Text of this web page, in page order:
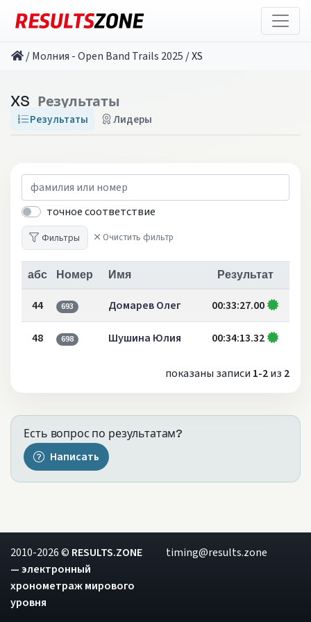
/Молния - Open Band Trails 2025 /XS
XS Результаты
Результаты Лидеры
точное соответствие
Фильтры Очистить фильтр
абс Номер Имя Результат
44 693 Домарев Олег 00:33:27.00
48 698 Шушина Юлия 00:34:13.32
показаны записи 1-2из 2
Есть вопрос по результатам?
Написать
2010-2026 © RESULTS.ZONE
— электронный
хронометраж мирового
уровня
timing@results.zone